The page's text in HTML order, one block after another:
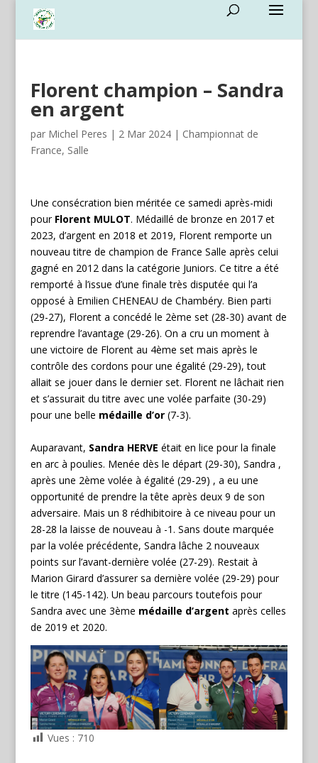
Florent champion – Sandra
en argent
par Michel Peres | 2 Mar 2024| Championnat de
France, Salle
Une consécration bien méritée ce samedi après-midi
pourFlorent MULOT. Médaillé de bronze en 2017 et
2023, d’argent en 2018 et 2019, Florent remporte un
nouveau titre de champion de France Salle après celui
gagné en 2012 dans la catégorie Juniors. Ce titre a été
remporté à l’issue d’une finale très disputée qui l’a
opposé à Emilien CHENEAU de Chambéry. Bien parti
(29-27), Florent a concédé le 2ème set (28-30) avant de
reprendre l’avantage (29-26). On a cru un moment à
une victoire de Florent au 4ème set mais après le
contrôle des cordons pour une égalité (29-29), tout
allait se jouer dans le dernier set. Florent ne lâchait rien
et s’assurait du titre avec une volée parfaite (30-29)
pour une belle médaille d’or(7-3).
Auparavant, Sandra HERVE était en lice pour la finale
en arc à poulies. Menée dès le départ (29-30), Sandra ,
après une 2ème volée à égalité (29-29) , a eu une
opportunité de prendre la tête après deux 9 de son
adversaire. Mais un 8 rédhibitoire à ce niveau pour un
28-28 la laisse de nouveau à -1. Sans doute marquée
par la volée précédente, Sandra lâche 2 nouveaux
points sur l’avant-dernière volée (27-29). Restait à
Marion Girard d’assurer sa dernière volée (29-29) pour
le titre (145-142). Un beau parcours toutefois pour
Sandra avec une 3ème médaille d’argent après celles
de 2019 et 2020.
Vues : 710